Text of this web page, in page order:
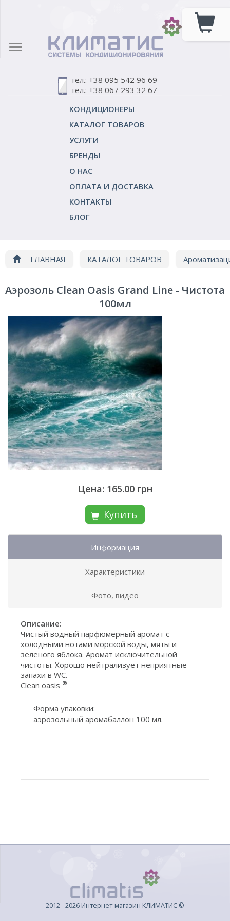
тел.: +38 095 542 96 69
тел.: +38 067 293 32 67
КОНДИЦИОНЕРЫ
КАТАЛОГ ТОВАРОВ
УСЛУГИ
БРЕНДЫ
О НАС
ОПЛАТА И ДОСТАВКА
КОНТАКТЫ
БЛОГ
ГЛАВНАЯ КАТАЛОГ ТОВАРОВ
Аэрозоль Clean Oasis Grand Line - Чистота
100мл
Цена: 165.00 грн
Купить
Информация
Характеристики
Фото, видео
Описание:
Чистый водный парфюмерный аромат с
холодными нотами морской воды, мяты и
зеленого яблока. Аромат исключительной
чистоты. Хорошо нейтрализует неприятные
запахи в WC.
Clean oasis ®
Форма упаковки:
аэрозольный аромабаллон 100 мл.
2012 - 2026 Интернет-магазин КЛИМАТИС ©